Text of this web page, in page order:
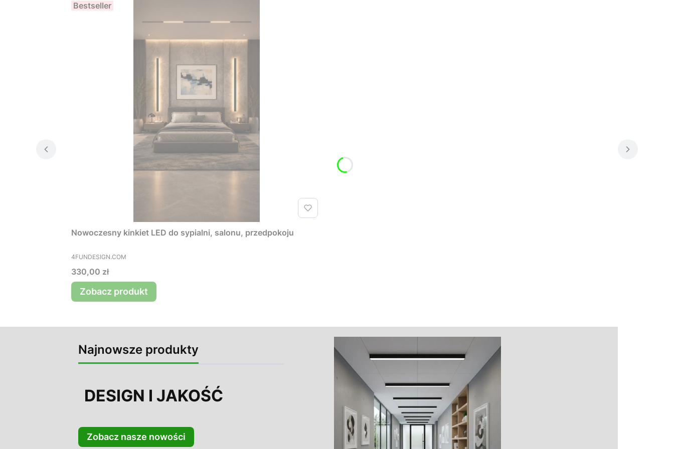
Bestseller
Nowoczesny kinkiet LED do sypialni, salonu, przedpokoju
PRODUCENT
4FUNDESIGN.COM
Cena
330,00 zł
Zobacz produkt
Najnowsze produkty
DESIGN I JAKOŚĆ
Zobacz nasze nowości